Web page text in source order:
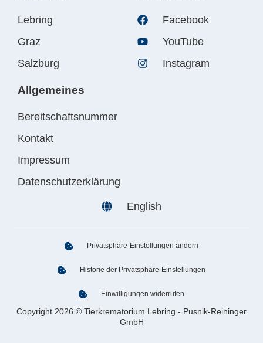
Lebring
Graz
Salzburg
Facebook
YouTube
Instagram
Allgemeines
Bereitschaftsnummer
Kontakt
Impressum
Datenschutzerklärung
English
Privatsphäre-Einstellungen ändern
Historie der Privatsphäre-Einstellungen
Einwilligungen widerrufen
Copyright 2026 © Tierkrematorium Lebring - Pusnik-Reininger
GmbH